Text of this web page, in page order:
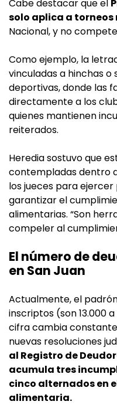
Cabe destacar que el
solo aplica a
Nacional, y no
Como ejemplo, la
vinculadas a hinchas o
deportivas, donde las
directamente a los
quienes mantienen
reiterados.
Heredia sostuvo que
contempladas dentro
los jueces para
garantizar el
alimentarias. “Son
compeler al
El número de
en San Juan
Actualmente, el
inscriptos (son 13.000
cifra cambia
nuevas resoluciones
al Registro de
acumula tres
cinco alternados en
alimentaria.